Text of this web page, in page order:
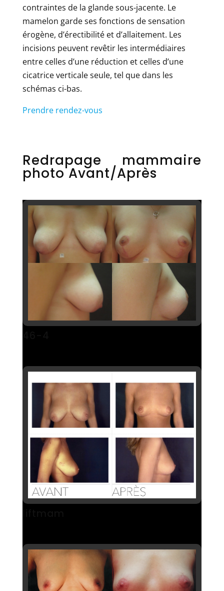
contraintes de la glande sous-jacente. Le
mamelon garde ses fonctions de sensation
érogène, d’érectibilité et d’allaitement. Les
incisions peuvent revêtir les intermédiaires
entre celles d’une réduction et celles d’une
cicatrice verticale seule, tel que dans les
schémas ci-bas.
Prendre rendez-vous
Redrapage mammaire
photo Avant/Après